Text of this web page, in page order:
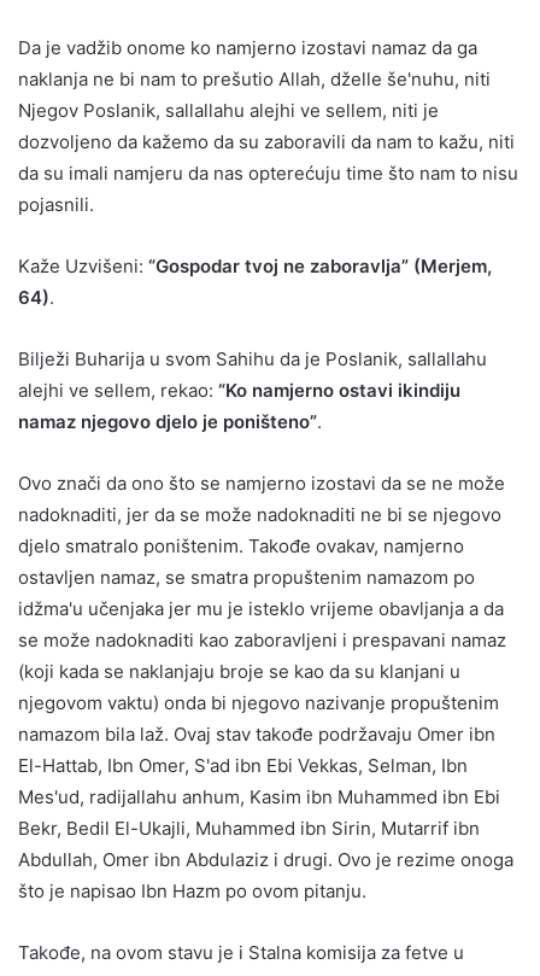
Da je vadžib onome ko namjerno izostavi namaz da ga
naklanja ne bi nam to prešutio Allah, dželle še'nuhu, niti
Njegov Poslanik, sallallahu alejhi ve sellem, niti je
dozvoljeno da kažemo da su zaboravili da nam to kažu, niti
da su imali namjeru da nas opterećuju time što nam to nisu
pojasnili.
Kaže Uzvišeni: “Gospodar tvoj ne zaboravlja” (Merjem,
64).
Bilježi Buharija u svom Sahihu da je Poslanik, sallallahu
alejhi ve sellem, rekao: “Ko namjerno ostavi ikindiju
namaz njegovo djelo je poništeno”.
Ovo znači da ono što se namjerno izostavi da se ne može
nadoknaditi, jer da se može nadoknaditi ne bi se njegovo
djelo smatralo poništenim. Takođe ovakav, namjerno
ostavljen namaz, se smatra propuštenim namazom po
idžma'u učenjaka jer mu je isteklo vrijeme obavljanja a da
se može nadoknaditi kao zaboravljeni i prespavani namaz
(koji kada se naklanjaju broje se kao da su klanjani u
njegovom vaktu) onda bi njegovo nazivanje propuštenim
namazom bila laž. Ovaj stav takođe podržavaju Omer ibn
El-Hattab, Ibn Omer, S'ad ibn Ebi Vekkas, Selman, Ibn
Mes'ud, radijallahu anhum, Kasim ibn Muhammed ibn Ebi
Bekr, Bedil El-Ukajli, Muhammed ibn Sirin, Mutarrif ibn
Abdullah, Omer ibn Abdulaziz i drugi. Ovo je rezime onoga
što je napisao Ibn Hazm po ovom pitanju.
Takođe, na ovom stavu je i Stalna komisija za fetve u